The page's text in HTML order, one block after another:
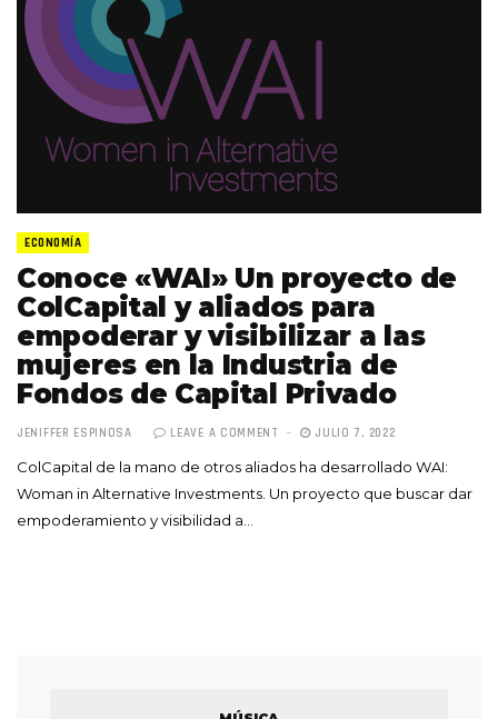
ECONOMÍA
Conoce «WAI» Un proyecto de
ColCapital y aliados para
empoderar y visibilizar a las
mujeres en la Industria de
Fondos de Capital Privado
JENIFFER ESPINOSA LEAVE A COMMENT JULIO 7, 2022
ColCapital de la mano de otros aliados ha desarrollado WAI:
Woman in Alternative Investments. Un proyecto que buscar dar
empoderamiento y visibilidad a…